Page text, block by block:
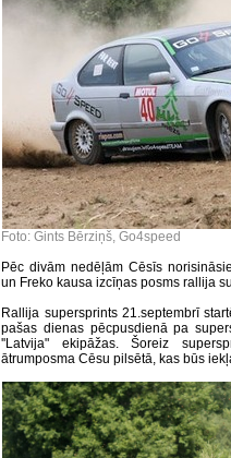
Foto: Gints Bērziņš, Go4speed
Pēc divām nedēļām Cēsīs
un Freko kausa izcīņas posms rallija
Rallija supersprints 21.septembrī
pašas dienas pēcpusdienā pa
''Latvija" ekipāžas. Šoreiz
ātrumposma Cēsu pilsētā, kas būs